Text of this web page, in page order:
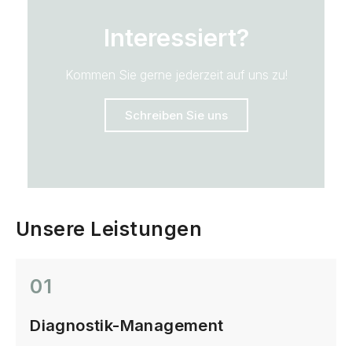
Interessiert?
Kommen Sie gerne jederzeit auf uns zu!
Schreiben Sie uns
Unsere Leistungen
01
Diagnostik-Management